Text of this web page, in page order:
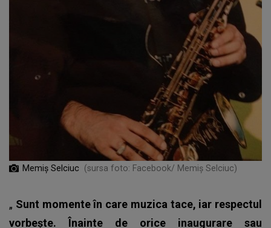
Memiș Selciuc (sursa foto: Facebook/ Memiș Selciuc)
„ Sunt momente în care muzica tace, iar respectul
vorbește. Înainte de orice inaugurare sau